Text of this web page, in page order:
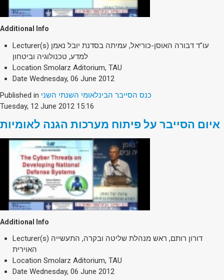
Additional Info
Lecturer(s) עו"ד דבורה האוסן-כוריאל, עמיתה בסדנת יובל נאמן
למדע, טכנולוגיה וביטחון
Location Smolarz Aditorium, TAU
Date Wednesday, 06 June 2012
Published in כנס הסייבר הבינלאומי השנתי השני
Tuesday, 12 June 2012 15:16
איום הסייבר על פיתוח מערכות הגנה לאומיות
Additional Info
Lecturer(s) דורון רותם, ראש מנהלת שליטה ובקרה, התעשייה
האוירית
Location Smolarz Aditorium, TAU
Date Wednesday, 06 June 2012